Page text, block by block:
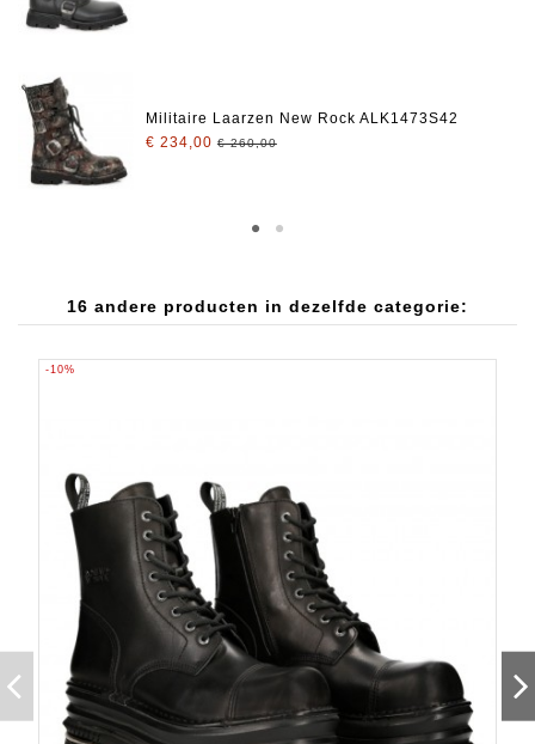
Militaire Laarzen New Rock ALK1473S42
€ 234,00 € 260,00
16 andere producten in dezelfde categorie:
-10%